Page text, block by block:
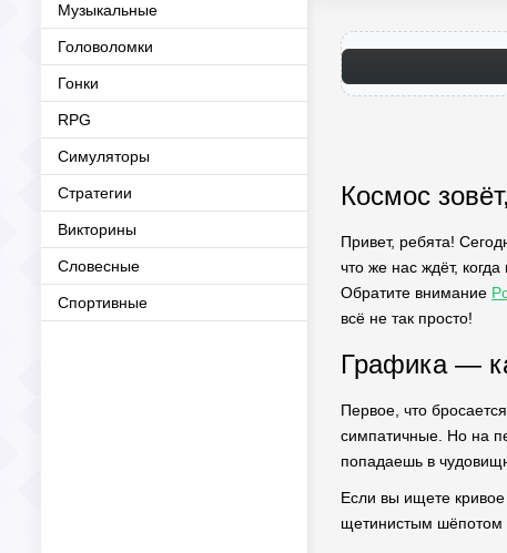
Музыкальные
Головоломки
Гонки
RPG
Симуляторы
Стратегии
Викторины
Словесные
Спортивные
Космос
Привет, ребята!
что же нас ждёт,
Обратите внимание
всё не так просто!
Графика —
Первое, что
симпатичные. Но на
попадаешь в
Если вы ищете кривое
щетинистым шёпотом